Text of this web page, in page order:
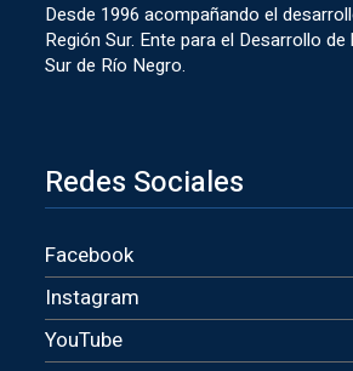
Desde 1996 acompañando el
Región Sur. Ente para el Desarrollo
Sur de Río Negro.
Redes Sociales
Facebook
Instagram
YouTube